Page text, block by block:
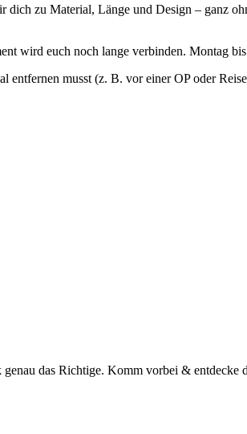
zu Material, Länge und Design – ganz
wird euch noch lange verbinden. Montag
musst (z. B. vor einer OP oder
das Richtige. Komm vorbei & entdecke